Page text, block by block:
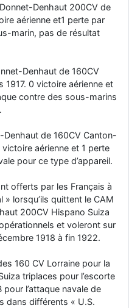
Denhaut 200CV de
aérienne et1 perte par
marin, pas de résultat
Denhaut de 160CV
1917. 0 victoire aérienne et
contre des sous-marins
Denhaut de 160CV Canton-
aérienne et 1 perte
pour ce type d’appareil.
offerts par les Français à
» lorsqu’ils quittent le CAM
200CV Hispano Suiza
et voleront sur
1918 à fin 1922.
160 CV Lorraine pour la
triplaces pour l’escorte
l’attaque navale de
dans différents « U.S.